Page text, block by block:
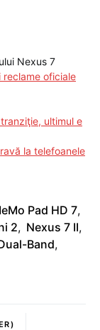
Nexus 7
oficiale
ultimul e
la telefoanele
Pad HD 7,
2, Nexus 7 II,
Band,